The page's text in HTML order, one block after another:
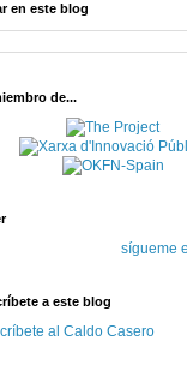
en este blog
de...
sígueme
a este blog
al Caldo Casero